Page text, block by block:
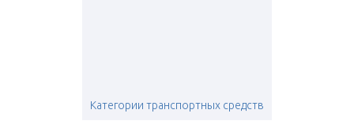
Категории транспортных средств